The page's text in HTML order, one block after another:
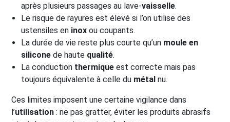
après plusieurs passages au lave-vaisselle.
Le risque de rayures est élevé si l’on utilise des
ustensiles en inox ou coupants.
La durée de vie reste plus courte qu’un moule en
silicone de haute qualité.
La conduction thermique est correcte mais pas
toujours équivalente à celle du métal nu.
Ces limites imposent une certaine vigilance dans
l’utilisation : ne pas gratter, éviter les produits abrasifs